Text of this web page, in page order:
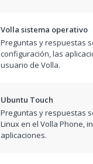
Volla sistema operativo
Preguntas y respuestas
configuración, las
usuario de Volla.
Ubuntu Touch
Preguntas y respuestas
Linux en el Volla Phone,
aplicaciones.